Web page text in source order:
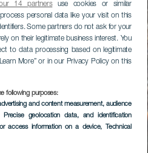
14 partnersuse cookies or similar
personal data like your visit on this
Some partners do not ask for your
on their legitimate business interest. You
to data processing based on legitimate
More” or in our Privacy Policy on this
following purposes:
and content measurement, audience
Precise geolocation data, and identification
access information on a device, Technical